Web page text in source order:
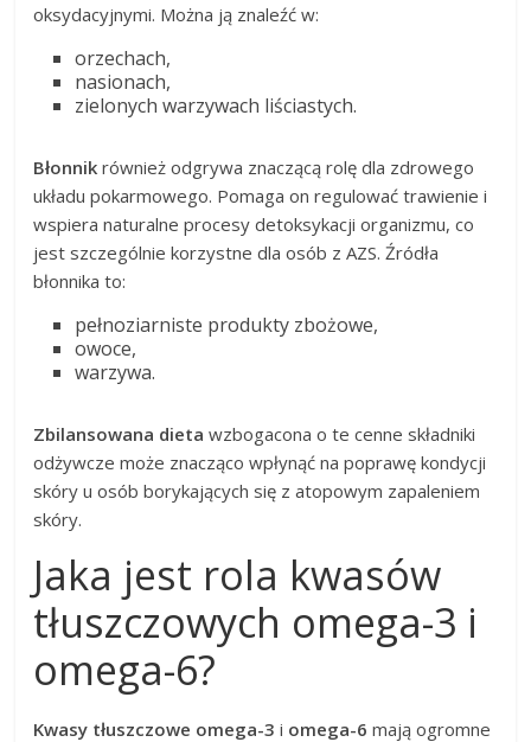
oksydacyjnymi. Można ją znaleźć w:
orzechach,
nasionach,
zielonych warzywach liściastych.
Błonnik również odgrywa znaczącą rolę dla zdrowego
układu pokarmowego. Pomaga on regulować trawienie i
wspiera naturalne procesy detoksykacji organizmu, co
jest szczególnie korzystne dla osób z AZS. Źródła
błonnika to:
pełnoziarniste produkty zbożowe,
owoce,
warzywa.
Zbilansowana dieta wzbogacona o te cenne składniki
odżywcze może znacząco wpłynąć na poprawę kondycji
skóry u osób borykających się z atopowym zapaleniem
skóry.
Jaka jest rola kwasów
tłuszczowych omega-3 i
omega-6?
Kwasy tłuszczowe omega-3 i omega-6 mają ogromne